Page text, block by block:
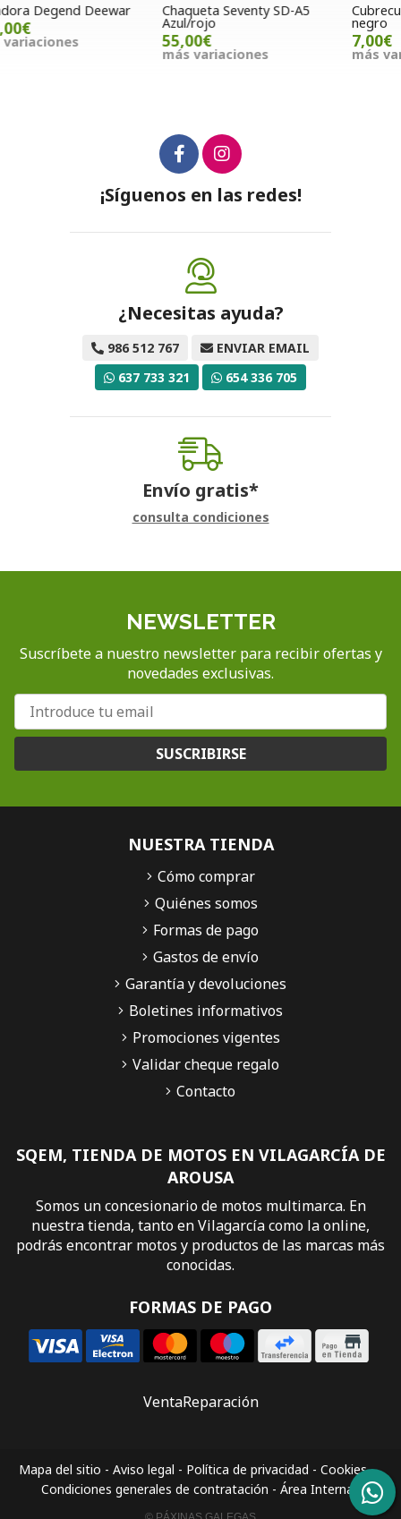
Chaqueta Seventy SD-A5
Azul/rojo
55,00€
Cubrecuellos de algodón Unik
negro
7,00€
más variaciones
¡Síguenos en las redes!
¿Necesitas ayuda?
986 512 767
ENVIAR EMAIL
637 733 321
654 336 705
Envío gratis*
consulta condiciones
NEWSLETTER
Suscríbete a nuestro newsletter para recibir ofertas y
novedades exclusivas.
SUSCRIBIRSE
SQEM, TIENDA DE MOTOS EN VILAGARCÍA DE
AROUSA
Somos un concesionario de motos multimarca. En
nuestra tienda, tanto en Vilagarcía como la online,
podrás encontrar motos y productos de las marcas más
conocidas.
FORMAS DE PAGO
NUESTRA TIENDA
Cómo comprar
Quiénes somos
Formas de pago
Gastos de envío
Garantía y devoluciones
Boletines informativos
Promociones vigentes
Validar cheque regalo
Contacto
VentaReparación
Mapa del sitio - Aviso legal - Política de privacidad - Cookies-
Condiciones generales de contratación - Área Interna